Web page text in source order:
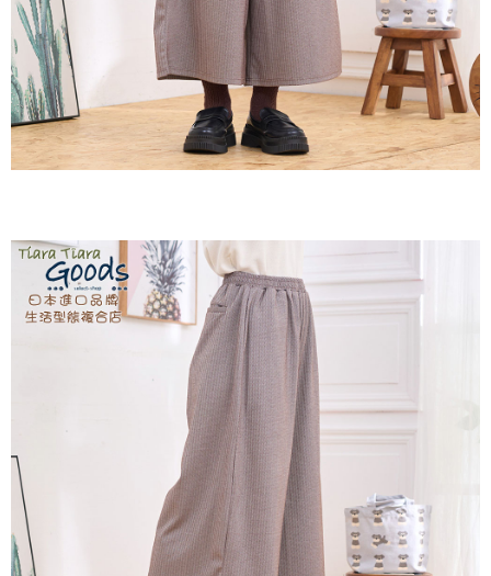
【注意事項】
１．透過由恩沛科技股份有限公司提供之「AFTEE先享後付」服務完成之交
易，需依本服務之必要範圍內提供個人資料，並將交易相關給付款項請求債
權轉讓予恩沛科技股份有限公司。
２．關於個人資料處理事宜，請瀏覽以下網址：
https://aftee.tw/terms/#terms3
３．未成年的使用者請事先徵得法定代理人或監護人之同意方可使用
「AFTEE先享後付」，若未經同意申辦者引起之損失，本公司不負相關責
請求用戶進行身份認證。
５．嚴禁一人註冊多個帳號或使用他人資訊註冊。若發現惡意使用之情形，
恩沛科技股份有限公司將有權停止該用戶之使用額度並採取法律行動。
黑貓宅急便(包裹尺寸60cm以下)
每筆NT$100，滿NT$2,000(含以上)免運費
黑貓宅急便(包裹尺寸90cm以下)
每筆NT$140，滿NT$2,000(含以上)免運費